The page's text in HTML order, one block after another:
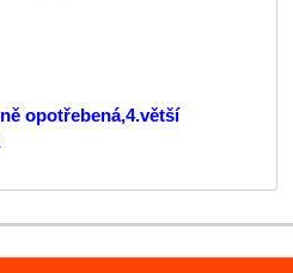
opotřebená,4.větší